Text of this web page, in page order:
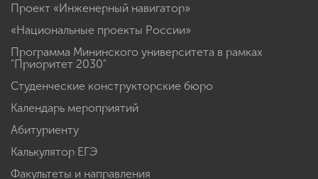
Проект «Инженерный навигатор»
«Национальные проекты России»
Программа Мининского университета в рамках
"Приоритет 2030"
Студенческие конструкторские бюро
Календарь мероприятий
Абитуриенту
Калькулятор ЕГЭ
Факультеты и направления